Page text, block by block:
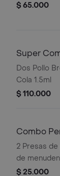
$ 65.000
Super
Dos Pollo
Cola 1.5ml
$ 110.000
Combo
2 Presas
de
oz.
$ 25.000